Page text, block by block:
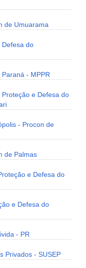
de Umuarama
Defesa do
- MPPR
e Defesa do
- Procon de
de Palmas
e Defesa do
e Defesa do
- PR
Privados - SUSEP